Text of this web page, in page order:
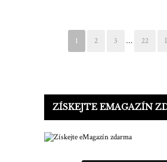
1 2 3 … 22
ZÍSKEJTE EMAGAZÍN